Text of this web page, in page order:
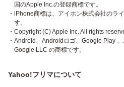
国のApple Inc.の登録商標です。
・iPhone商標は、アイホン株式会社のラ
す。
・Copyright (C) Apple Inc. All rights
・Android、Androidロゴ、Google Play
Google LLC の商標です。
Yahoo!フリマについて